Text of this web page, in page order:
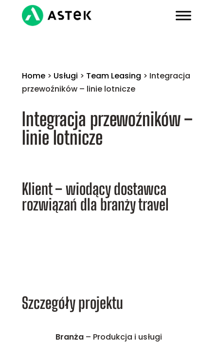
Home> Usługi > Team Leasing > Integracja
przewoźników – linie lotnicze
Integracja przewoźników –
linie lotnicze
Klient – wiodący dostawca
rozwiązań dla branży travel
Szczegóły projektu
Branża – Produkcja i usługi